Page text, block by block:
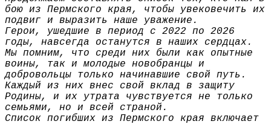
бою из Пермского края, чтобы увековечить их
подвиг и выразить наше уважение.
Герои, ушедшие в период с 2022 по 2026
годы, навсегда останутся в наших сердцах.
Мы помним, что среди них были как опытные
воины, так и молодые новобранцы и
добровольцы только начинавшие свой путь.
Каждый из них внес свой вклад в защиту
Родины, и их утрата чувствуется не только
семьями, но и всей страной.
Список погибших из Пермского края включает